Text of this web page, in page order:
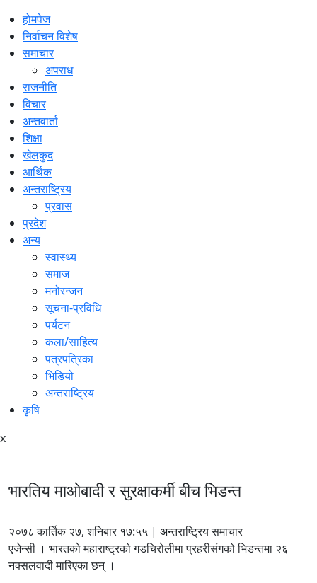
होमपेज
निर्वाचन विशेष
समाचार
अपराध
राजनीति
विचार
अन्तवार्ता
शिक्षा
खेलकुद
आर्थिक
अन्तराष्ट्रिय
प्रवास
प्रदेश
अन्य
स्वास्थ्य
समाज
मनोरन्जन
सूचना-प्रविधि
पर्यटन
कला/साहित्य
पत्रपत्रिका
भिडियो
अन्तराष्ट्रिय
कृषि
x
भारतिय माओबादी र सुरक्षाकर्मी बीच भिडन्त
२०७८ कार्तिक २७, शनिबार १७:५५ | अन्तराष्ट्रिय समाचार
एजेन्सी । भारतको महाराष्ट्रको गडचिरोलीमा प्रहरीसंगको भिडन्तमा २६
नक्सलवादी मारिएका छन् ।